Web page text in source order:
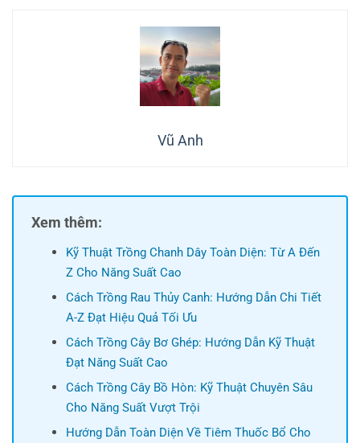
Vũ Anh
Xem thêm:
Kỹ Thuật Trồng Chanh Dây Toàn Diện: Từ A Đến
Z Cho Năng Suất Cao
Cách Trồng Rau Thủy Canh: Hướng Dẫn Chi Tiết
A-Z Đạt Hiệu Quả Tối Ưu
Cách Trồng Cây Bơ Ghép: Hướng Dẫn Kỹ Thuật
Đạt Năng Suất Cao
Cách Trồng Cây Bồ Hòn: Kỹ Thuật Chuyên Sâu
Cho Năng Suất Vượt Trội
Hướng Dẫn Toàn Diện Về Tiêm Thuốc Bổ Cho